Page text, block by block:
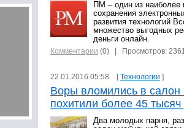
ПМ – один из наиболее
сохранения
развития технологий
множество выгодных
деньги онлайн.
Комментарии (0) | Просмотров:
22.01.2016 05:58 [Технологии ]
Воры вломились в салон
похитили более 45 тысяч
Два молодых парня,